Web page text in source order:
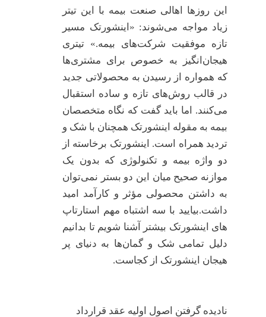
این روزها اهالی صنعت بیمه با این تیتر
زیاد مواجه می‌شوند: «اینشورتک مسیر
تازه موفقیت شرکت‌های بیمه.» تیتری
هیجان‌انگیز به خصوص برای مشتری‌ها
که همواره از رسیدن به محصولاتی جدید
در قالب روش‌های تازه و ساده استقبال
می‌کنند. اما باید گفت که نگاه متخصصان
بیمه به مقوله اینشورتک همچنان با شک و
تردید همراه است. اینشورتک برخاسته از
دو واژه بیمه و تکنولوژی که بدون یک
موازنه صحیح میان این دو بستر نمی‌توان
به داشتن محصولی مؤثر و کارآمد امید
داشت.بیایید با سه اشتباه مهم استارتاپ
های اینشورتک بیشتر آشنا شویم تا بدانیم
دلیل تمامی شک و گمان‌ها به دنیای پر
هیجان اینشورتک از کجاست.
نادیده گرفتن اصول اولیه عقد قرارداد